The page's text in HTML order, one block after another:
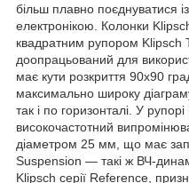
більш плавно поєднуватися
електронікою. Колонки
квадратним рупором Klipsch
доопрацьований для
має кути розкриття 90х90
максимально широку
так і по горизонталі. У
високочастотний
діаметром 25 мм, що має
Suspension — такі ж ВЧ-
Klipsch серії Reference,